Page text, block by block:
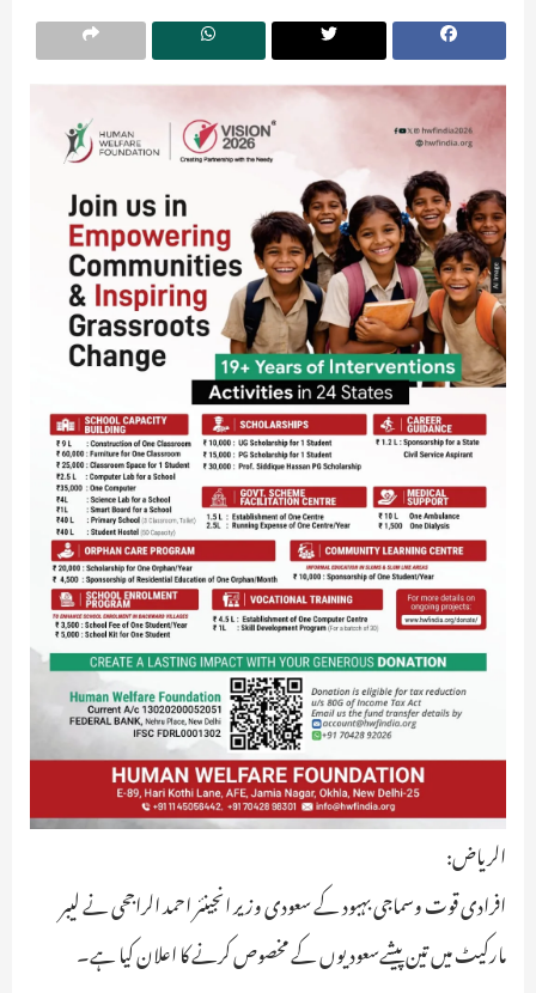
الریاض:
افرادی قوت وسماجی بہبود کے سعودی وزیر انجینئر احمد الراجحی نے لیبر
مارکیٹ میں تین پیشےسعودیوں کے مخصوص کرنے کا اعلان کیا ہے۔